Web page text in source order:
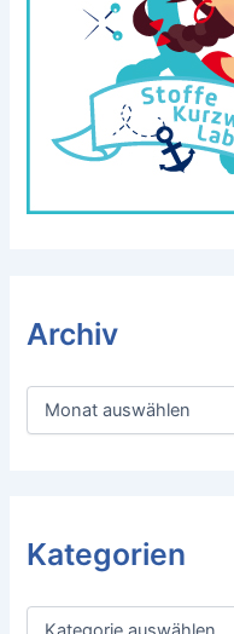
Archiv
A
Kategorien
K